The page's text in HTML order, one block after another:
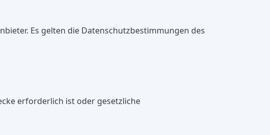
Es gelten die Datenschutzbestimmungen des
erforderlich ist oder gesetzliche